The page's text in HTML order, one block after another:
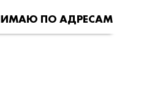
ПО АДРЕСАМ